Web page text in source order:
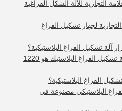
التجارية للآلة الشكل الفراغية
لجهاز تشكيل الفراغ
تشكيل الفراغ البلاستيكية؟
ج: رقم الطراز من آلة تشكيل الفراغ البلاستيك هو 1220
الفراغ البلاستيكية؟
البلاستيكي مصنوعة في